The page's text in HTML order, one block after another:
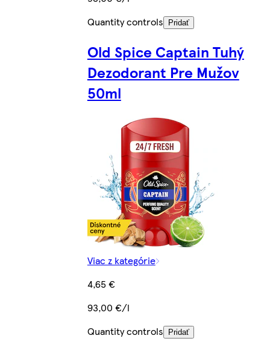
Quantity controls
Pridať
Old Spice Captain Tuhý
Dezodorant Pre Mužov
50ml
Viac z kategórie
4,65 €
93,00 €/l
Quantity controls
Pridať